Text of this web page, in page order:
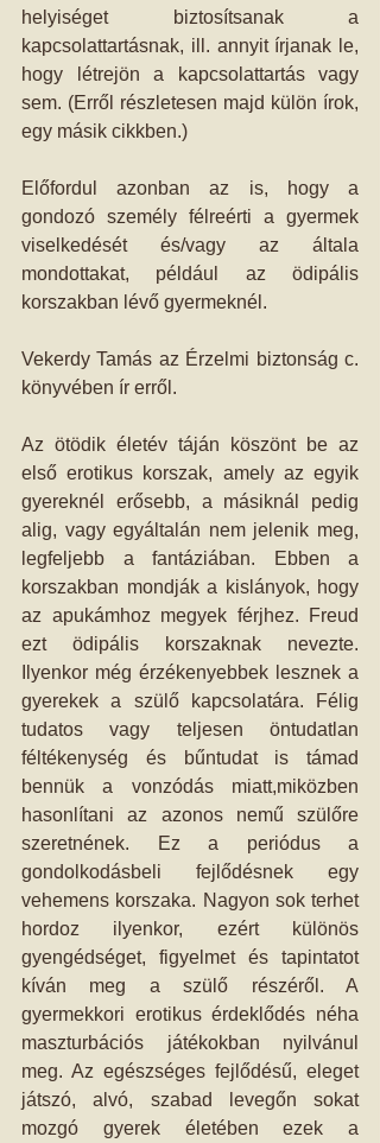
helyiséget biztosítsanak a
kapcsolattartásnak, ill. annyit írjanak le,
hogy létrejön a kapcsolattartás vagy
sem. (Erről részletesen majd külön írok,
egy másik cikkben.)
Előfordul azonban az is, hogy a
gondozó személy félreérti a gyermek
viselkedését és/vagy az általa
mondottakat, például az ödipális
korszakban lévő gyermeknél.
Vekerdy Tamás az Érzelmi biztonság c.
könyvében ír erről.
Az ötödik életév táján köszönt be az
első erotikus korszak, amely az egyik
gyereknél erősebb, a másiknál pedig
alig, vagy egyáltalán nem jelenik meg,
legfeljebb a fantáziában. Ebben a
korszakban mondják a kislányok, hogy
az apukámhoz megyek férjhez. Freud
ezt ödipális korszaknak nevezte.
Ilyenkor még érzékenyebbek lesznek a
gyerekek a szülő kapcsolatára. Félig
tudatos vagy teljesen öntudatlan
féltékenység és bűntudat is támad
bennük a vonzódás miatt,miközben
hasonlítani az azonos nemű szülőre
szeretnének. Ez a periódus a
gondolkodásbeli fejlődésnek egy
vehemens korszaka. Nagyon sok terhet
hordoz ilyenkor, ezért különös
gyengédséget, figyelmet és tapintatot
kíván meg a szülő részéről. A
gyermekkori erotikus érdeklődés néha
maszturbációs játékokban nyilvánul
meg. Az egészséges fejlődésű, eleget
játszó, alvó, szabad levegőn sokat
mozgó gyerek életében ezek a